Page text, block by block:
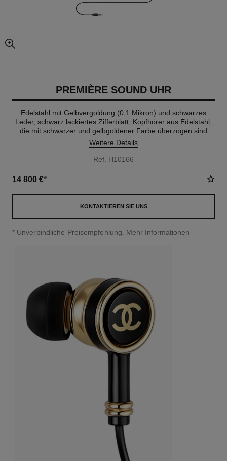
vergrößerter teil des bildes
PREMIÈRE SOUND UHR
Edelstahl mit Gelbvergoldung (0,1 Mikron) und schwarzes
Leder, schwarz lackiertes Zifferblatt, Kopfhörer aus Edelstahl,
die mit schwarzer und gelbgoldener Farbe überzogen sind
Weitere Details
Ref. H10166
14 800 €*
KONTAKTIEREN SIE UNS
↩
* Unverbindliche Preisempfehlung. Mehr Informationen